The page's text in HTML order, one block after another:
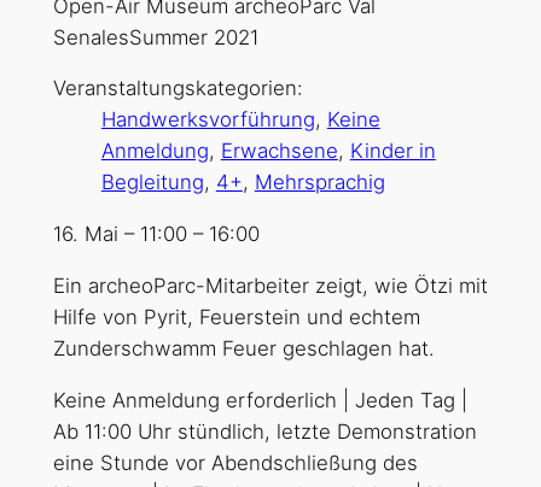
Veranstaltungskategorien:
Handwerksvorführung, Keine
Anmeldung, Erwachsene, Kinder in
Begleitung, 4+, Mehrsprachig
16. Mai – 11:00 – 16:00
Ein archeoParc-Mitarbeiter zeigt, wie Ötzi mit
Hilfe von Pyrit, Feuerstein und echtem
Zunderschwamm Feuer geschlagen hat.
Keine Anmeldung erforderlich | Jeden Tag |
Ab 11:00 Uhr stündlich, letzte Demonstration
eine Stunde vor Abendschließung des